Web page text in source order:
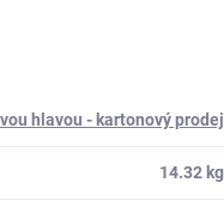
hlavou - kartonový prodej
14.32 kg